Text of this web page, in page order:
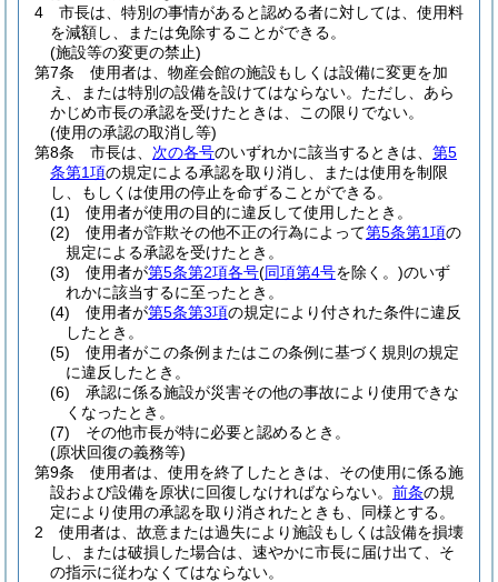
4
市長は、特別の事情があると認める者に対しては、使用料
を減額し、または免除することができる。
(施設等の変更の禁止)
第7条
使用者は、物産会館の施設もしくは設備に変更を加
え、または特別の設備を設けてはならない。 ただし、あら
かじめ市長の承認を受けたときは、この限りでない。
(使用の承認の取消し等)
第8条
市長は、 次の各号のいずれかに該当するときは、 第5
条第1項の規定による承認を取り消し、または使用を制限
し、もしくは使用の停止を命ずることができる。
(1)
使用者が使用の目的に違反して使用したとき。
(2)
使用者が詐欺その他不正の行為によって第5条第1項の
規定による承認を受けたとき。
(3)
使用者が第5条第2項各号(同項第4号を除く。)のいず
れかに該当するに至ったとき。
(4)
使用者が第5条第3項の規定により付された条件に違反
したとき。
(5)
使用者がこの条例またはこの条例に基づく規則の規定
に違反したとき。
(6)
承認に係る施設が災害その他の事故により使用できな
くなったとき。
(7)
その他市長が特に必要と認めるとき。
(原状回復の義務等)
第9条
使用者は、使用を終了したときは、その使用に係る施
設および設備を原状に回復しなければならない。 前条の規
定により使用の承認を取り消されたときも、同様とする。
2
使用者は、故意または過失により施設もしくは設備を損壊
し、または破損した場合は、速やかに市長に届け出て、そ
の指示に従わなくてはならない。